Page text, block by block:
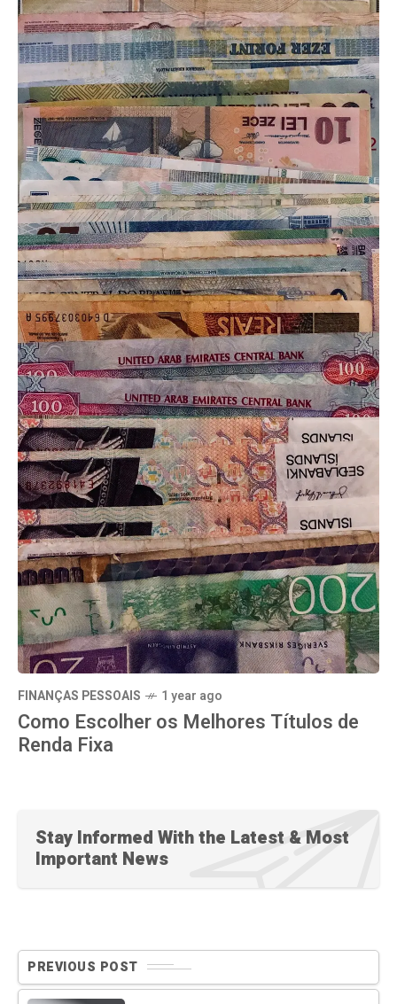
FINANÇAS PESSOAIS 1 year ago
Como Escolher os Melhores Títulos de
Renda Fixa
Stay Informed With the Latest & Most
Important News
PREVIOUS POST